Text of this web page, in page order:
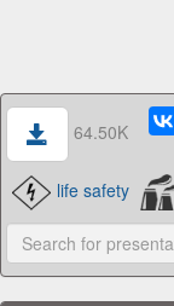
64.50K
life safety